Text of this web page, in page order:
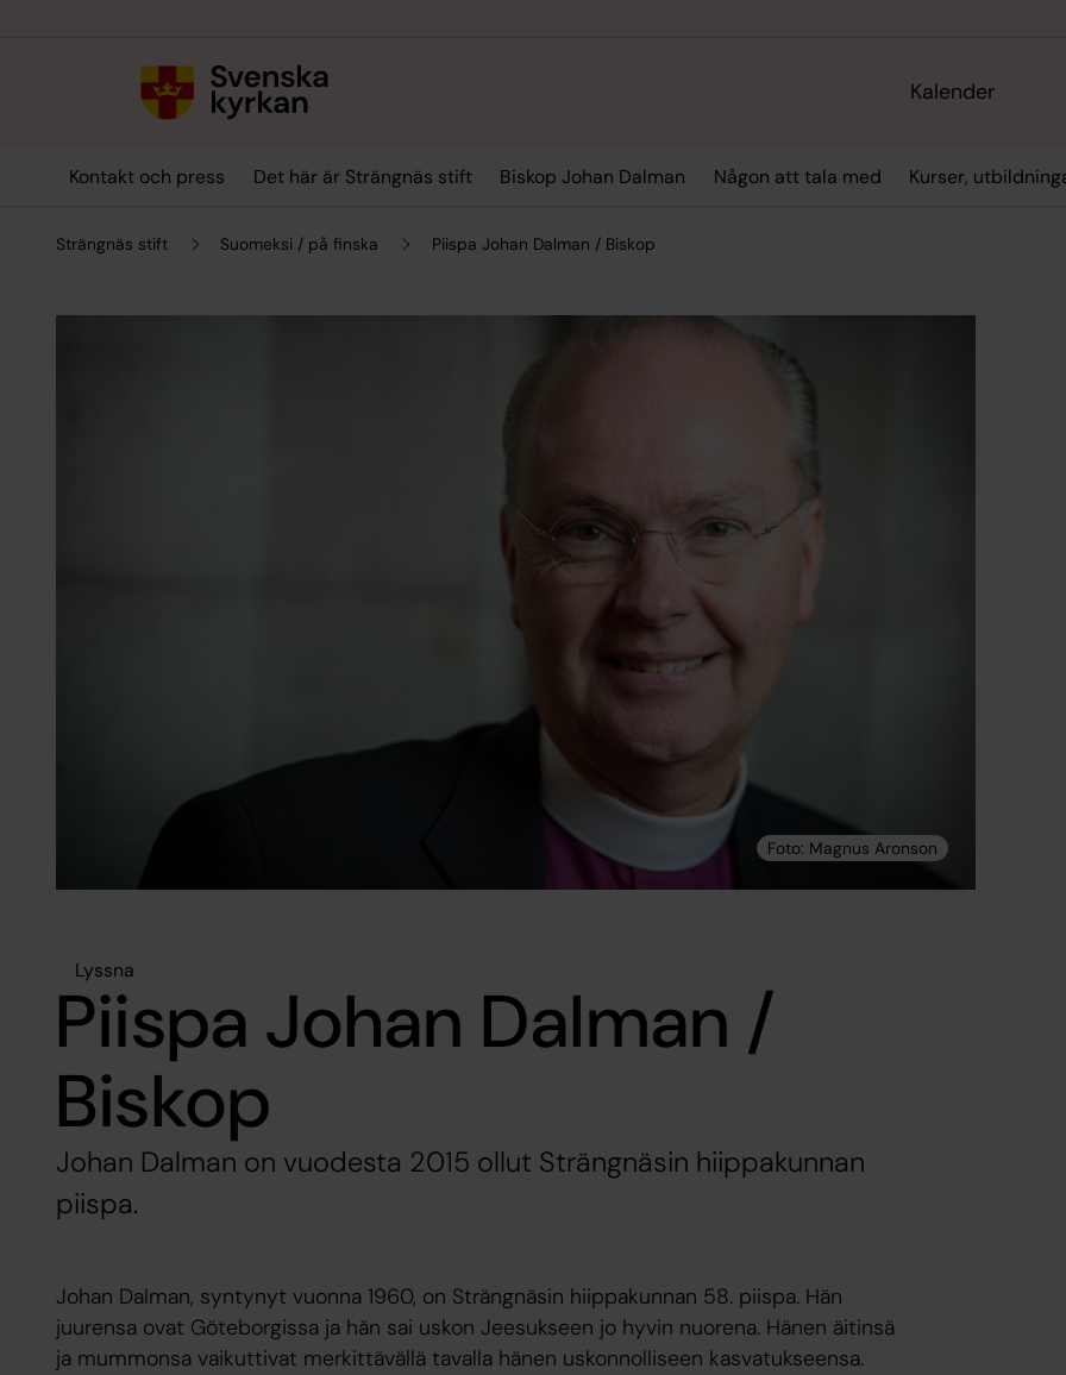
Kalender
Kontakt och press Det här är Strängnäs stift Biskop Johan Dalman Någon att tala med Kurser,
Strängnäs stift Suomeksi / på finska Piispa Johan Dalman / Biskop
Lyssna
Piispa Johan Dalman /
Biskop
Johan Dalman on vuodesta 2015 ollut Strängnäsin hiippakunnan
piispa.
Johan Dalman, syntynyt vuonna 1960, on Strängnäsin hiippakunnan 58. piispa. Hän
juurensa ovat Göteborgissa ja hän sai uskon Jeesukseen jo hyvin nuorena. Hänen äitinsä
ja mummonsa vaikuttivat merkittävällä tavalla hänen uskonnolliseen kasvatukseensa.